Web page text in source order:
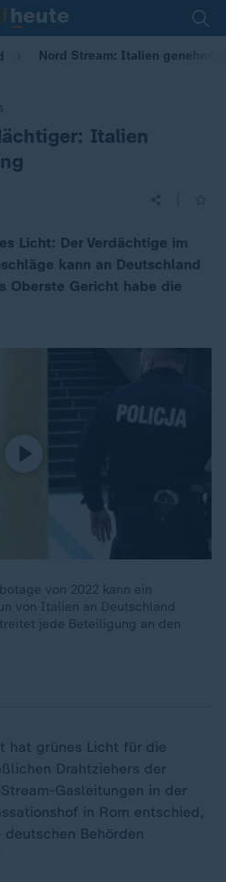
Nord Stream: Italien
Italien
Licht: Der Verdächtige im
kann an Deutschland
Oberste Gericht habe die
von 2022 kann ein
von Italien an Deutschland
jede Beteiligung an den
hat grünes Licht für die
Drahtziehers der
Gasleitungen in der
in Rom entschied,
Behörden